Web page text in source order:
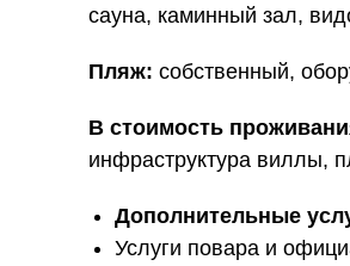
сауна, каминный зал,
Пляж: собственный,
В стоимость
инфраструктура виллы,
Дополнительные
Услуги повара и